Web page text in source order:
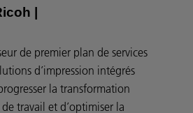
|
de premier plan de services
d’impression intégrés
la transformation
travail et d’optimiser la